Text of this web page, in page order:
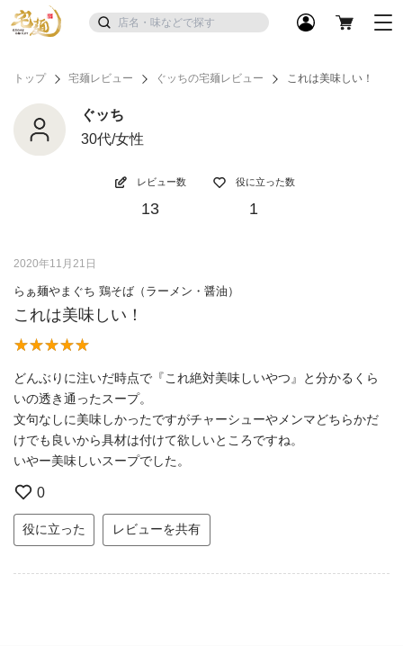
トップ 宅麺レビュー ぐッちの宅麺レビュー これは美味しい！
ぐッち
30代/女性
レビュー数
13
役に立った数
1
2020年11月21日
らぁ麺やまぐち 鶏そば（ラーメン・醤油）
これは美味しい！
どんぶりに注いだ時点で『これ絶対美味しいやつ』と分かるくら
いの透き通ったスープ。
文句なしに美味しかったですがチャーシューやメンマどちらかだ
けでも良いから具材は付けて欲しいところですね。
いやー美味しいスープでした。
0
役に立った レビューを共有